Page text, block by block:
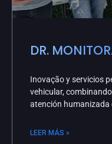
DR.
Inovação y servicios
vehicular,
atención
LEER MÁS »